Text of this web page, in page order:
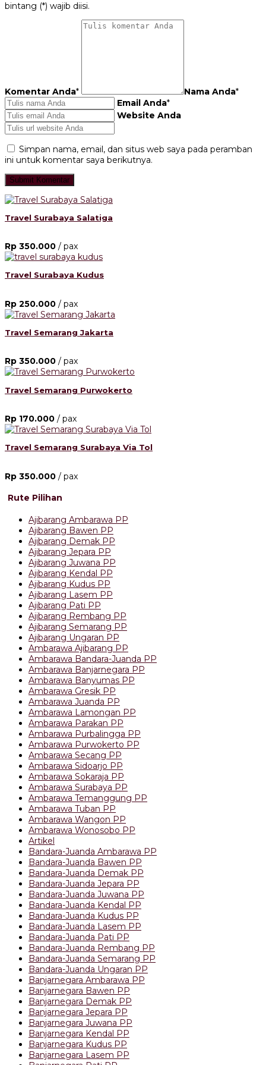
bintang (*) wajib diisi.
Komentar Anda* Nama Anda*
Email Anda*
Website Anda
Simpan nama, email, dan situs web saya pada peramban
ini untuk komentar saya berikutnya.
Travel Surabaya Salatiga
Rp 350.000 / pax
Travel Surabaya Kudus
Rp 250.000 / pax
Travel Semarang Jakarta
Rp 350.000 / pax
Travel Semarang Purwokerto
Rp 170.000 / pax
Travel Semarang Surabaya Via Tol
Rp 350.000 / pax
Rute Pilihan
Ajibarang Ambarawa PP
Ajibarang Bawen PP
Ajibarang Demak PP
Ajibarang Jepara PP
Ajibarang Juwana PP
Ajibarang Kendal PP
Ajibarang Kudus PP
Ajibarang Lasem PP
Ajibarang Pati PP
Ajibarang Rembang PP
Ajibarang Semarang PP
Ajibarang Ungaran PP
Ambarawa Ajibarang PP
Ambarawa Bandara-Juanda PP
Ambarawa Banjarnegara PP
Ambarawa Banyumas PP
Ambarawa Gresik PP
Ambarawa Juanda PP
Ambarawa Lamongan PP
Ambarawa Parakan PP
Ambarawa Purbalingga PP
Ambarawa Purwokerto PP
Ambarawa Secang PP
Ambarawa Sidoarjo PP
Ambarawa Sokaraja PP
Ambarawa Surabaya PP
Ambarawa Temanggung PP
Ambarawa Tuban PP
Ambarawa Wangon PP
Ambarawa Wonosobo PP
Artikel
Bandara-Juanda Ambarawa PP
Bandara-Juanda Bawen PP
Bandara-Juanda Demak PP
Bandara-Juanda Jepara PP
Bandara-Juanda Juwana PP
Bandara-Juanda Kendal PP
Bandara-Juanda Kudus PP
Bandara-Juanda Lasem PP
Bandara-Juanda Pati PP
Bandara-Juanda Rembang PP
Bandara-Juanda Semarang PP
Bandara-Juanda Ungaran PP
Banjarnegara Ambarawa PP
Banjarnegara Bawen PP
Banjarnegara Demak PP
Banjarnegara Jepara PP
Banjarnegara Juwana PP
Banjarnegara Kendal PP
Banjarnegara Kudus PP
Banjarnegara Lasem PP